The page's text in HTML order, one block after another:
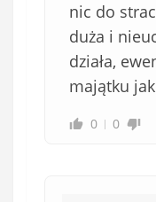
nic do
duża i
działa,
majątku
0 0